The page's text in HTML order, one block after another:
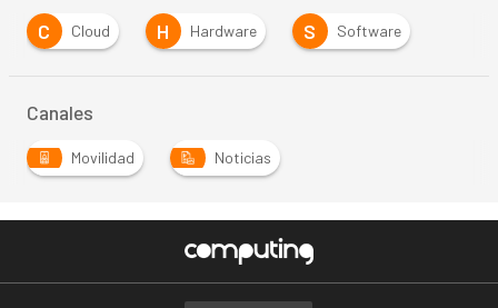
C
Cloud H Hardware S Software
Canales
Movilidad Noticias